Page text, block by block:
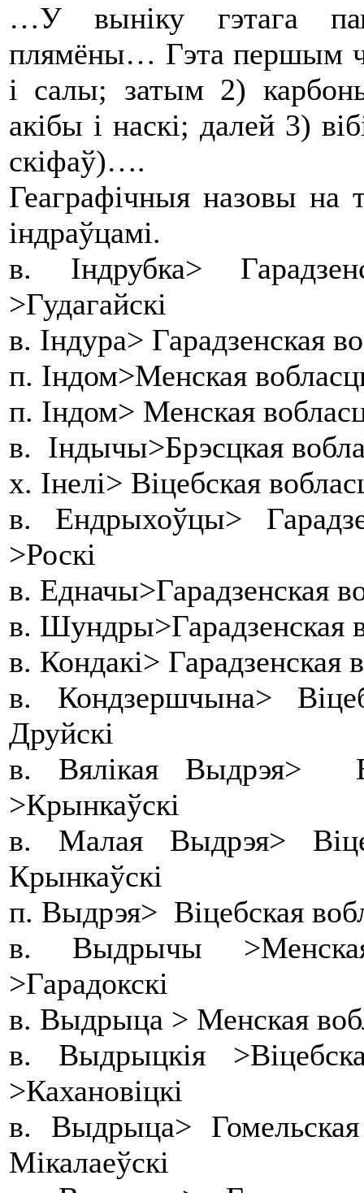
…У выніку гэтага
плямёны… Гэта першым
і салы; затым 2)
акібы і наскі; далей 3)
скіфаў)….
Геаграфічныя назовы на
індраўцамі.
в. Індрубка>
>Гудагайскі
в. Індура> Гарадзенская
п. Індом>Менская
п. Індом> Менская
в. Індычы>Брэсцкая
х. Інелі> Віцебская
в. Ендрыхоўцы>
>Роскі
в. Едначы>Гарадзенская
в. Шундры>Гарадзенская
в. Кондакі> Гарадзенская
в. Кондзершчына>
Друйскі
в. Вялікая Выдрэя>
>Крынкаўскі
в. Малая Выдрэя>
Крынкаўскі
п. Выдрэя> Віцебская
в. Выдрычы
>Гарадокскі
в. Выдрыца > Менская
в. Выдрыцкія
>Кахановіцкі
в. Выдрыца>
Мікалаеўскі